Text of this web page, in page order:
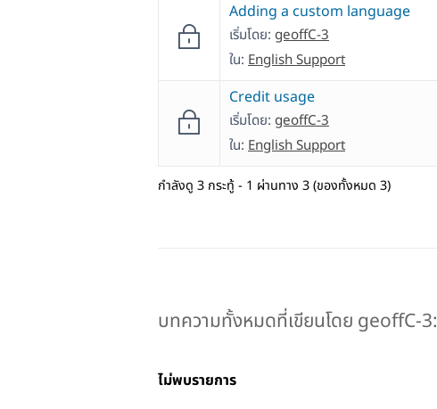
Adding a custom language
เริ่มโดย: geoffC-3
ใน: English Support
Credit usage
เริ่มโดย: geoffC-3
ใน: English Support
กำลังดู 3 กระทู้ - 1 ผ่านทาง 3 (ของทั้งหมด 3)
บทความทั้งหมดที่เขียนโดย geoffC-3:
ไม่พบรายการ